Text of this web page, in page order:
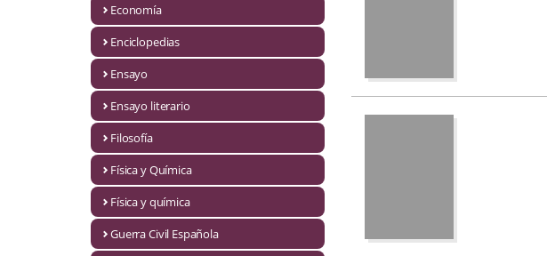
Divulgación científica
Ensayo literario
Economía
Enciclopedias
Ensayo
Ensayo literario
Filosofía
Física y Química
Física y química
Guerra Civil Española